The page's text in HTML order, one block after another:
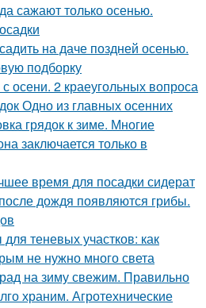
сажают только осенью.
на даче поздней осенью.
подборку
осени. 2 краеугольных вопроса
Одно из главных осенних
грядок к зиме. Многие
заключается только в
время для посадки сидерат
дождя появляются грибы.
теневых участков: как
не нужно много света
на зиму свежим. Правильно
храним. Агротехнические